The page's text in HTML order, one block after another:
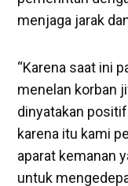
menjaga jarak
“Karena saat ini
menelan korban
dinyatakan
karena itu kami
aparat kemanan
untuk